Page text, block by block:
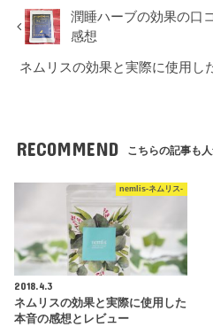
潤睡ハーブの効果の口
感想
ネムリスの効果と実際に使用し
RECOMMEND こちらの記事も人
nemlis-ネムリス-
2018.4.3
ネムリスの効果と実際に使用した
本音の感想とレビュー